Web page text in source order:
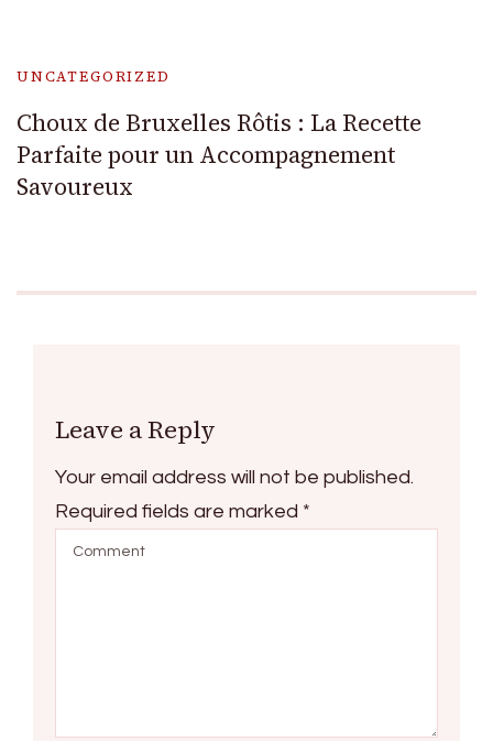
UNCATEGORIZED
Choux de Bruxelles Rôtis : La Recette
Parfaite pour un Accompagnement
Savoureux
Leave a Reply
Your email address will not be published.
Required fields are marked *